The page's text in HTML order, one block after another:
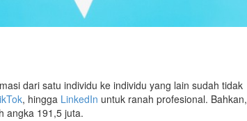
dari satu individu ke individu yang lain sudah tidak
, hingga LinkedIn untuk ranah profesional. Bahkan,
angka 191,5 juta.